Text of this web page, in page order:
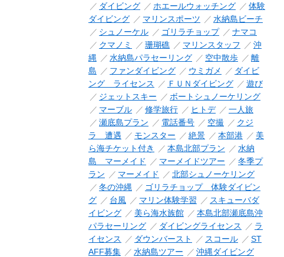
ダイビング
ホエールウォッチング
体験
ダイビング
マリンスポーツ
水納島ビーチ
シュノーケル
ゴリラチョップ
ナマコ
クマノミ
珊瑚礁 マリンスタッフ
沖
縄
水納島パラセーリング 空中散歩
離
島
ファンダイビング ウミガメ
ダイビ
ング ライセンス
ＦＵＮダイビング
遊び
ジェットスキー
ボートシュノーケリング
マーブル
修学旅行 ヒトデ
一人旅
瀬底島プラン
電話番号 空撮
クジ
ラ 遭遇
モンスター 絶景 本部港
美
ら海チケット付き
本島北部プラン
水納
島 マーメイド
マーメイドツアー
冬季プ
ラン
マーメイド
北部シュノーケリング
冬の沖縄
ゴリラチョップ 体験ダイビン
グ
台風 マリン体験学習
スキューバダ
イビング
美ら海水族館
本島北部瀬底島沖
パラセーリング
ダイビングライセンス
ラ
イセンス
ダウンバースト スコール
ST
AFF募集
水納島ツアー
沖縄ダイビング